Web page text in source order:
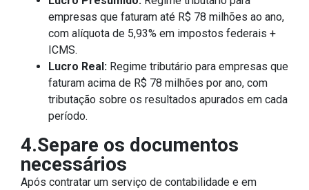
empresas que faturam até R$ 78 milhões ao ano,
com alíquota de 5,93% em impostos federais +
ICMS.
Lucro Real: Regime tributário para empresas que
faturam acima de R$ 78 milhões por ano, com
tributação sobre os resultados apurados em cada
período.
4.Separe os documentos
necessários
Após contratar um serviço de contabilidade e em